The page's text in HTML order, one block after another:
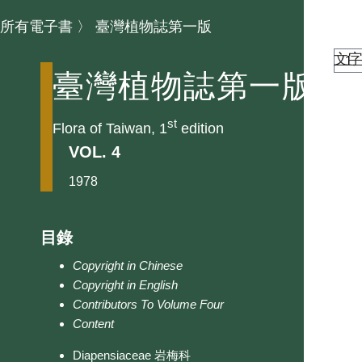
所有電子書 〉 臺灣植物誌第一版
臺灣植物誌第一版
Flora of Taiwan, 1st edition
VOL. 4
1978
目錄
Copyright in Chinese
Copyright in English
Contributors To Volume Four
Content
Diapensiaceae 岩梅科
文